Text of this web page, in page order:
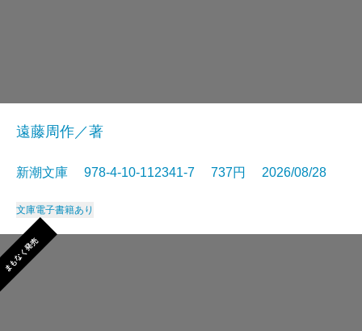
遠藤周作／著
新潮文庫 978-4-10-112341-7 737円 2026/08/28
文庫電子書籍あり
まもなく発売